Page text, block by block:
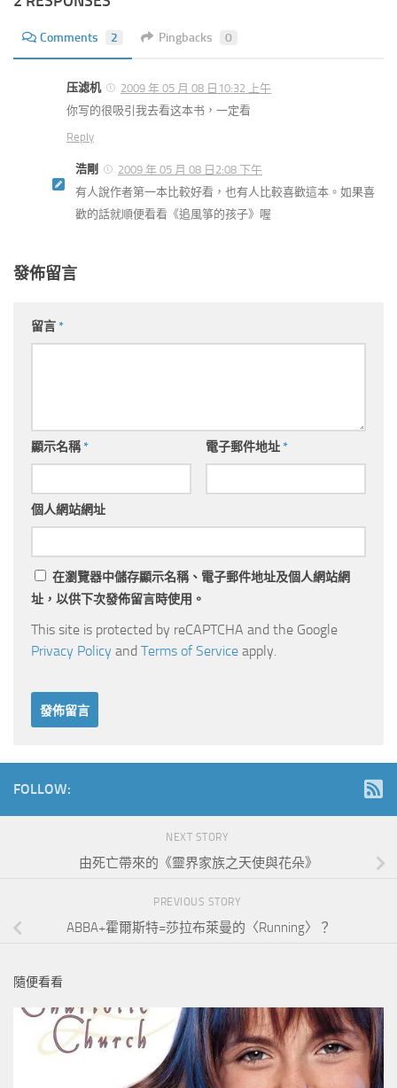
Comments 2 Pingbacks 0
压滤机
2009 年 05 月 08 日10:32 上午
你写的很吸引我去看这本书，一定看
Reply
浩剛
2009 年 05 月 08 日2:08 下午
有人說作者第一本比較好看，也有人比較喜歡這本。如果喜
歡的話就順便看看《追風箏的孩子》喔
發佈留言
留言*
顯示名稱* 電子郵件地址*
個人網站網址
在瀏覽器中儲存顯示名稱、電子郵件地址及個人網站網
址，以供下次發佈留言時使用。
This site is protected by reCAPTCHA and the Google
Privacy Policy and Terms of Service apply.
FOLLOW:
NEXT STORY
由死亡帶來的《靈界家族之天使與花朵》
PREVIOUS STORY
ABBA+霍爾斯特=莎拉布萊曼的〈Running〉？
隨便看看